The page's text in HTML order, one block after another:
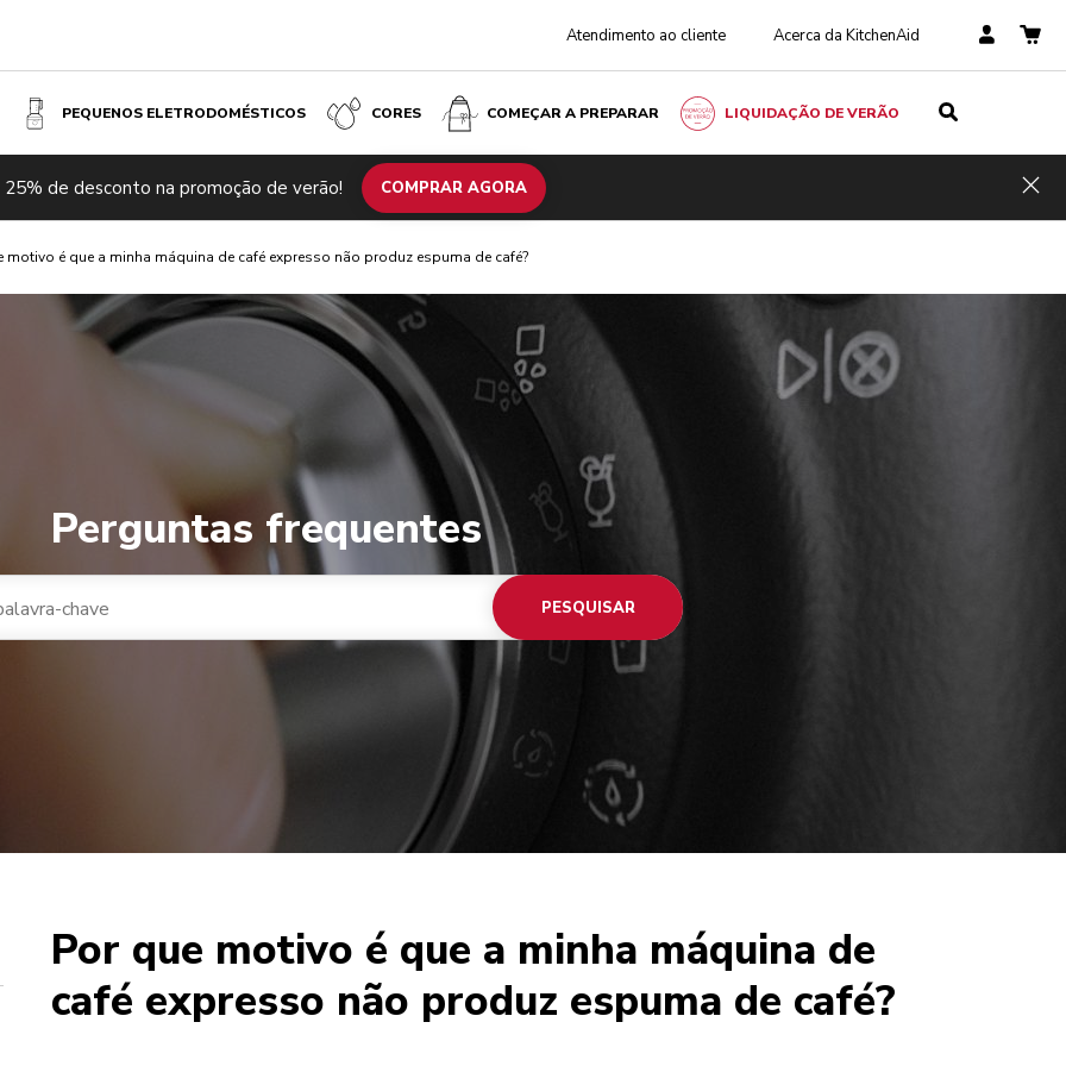
Atendimento ao cliente Acerca da KitchenAid
PEQUENOS ELETRODOMÉSTICOS CORES COMEÇAR A PREPARAR LIQUIDAÇÃO DE VERÃO
de desconto na promoção de verão! COMPRAR AGORA
motivo é que a minha máquina de café expresso não produz espuma de café?
Perguntas frequentes
PESQUISAR
Por que motivo é que a minha máquina de
café expresso não produz espuma de café?
café